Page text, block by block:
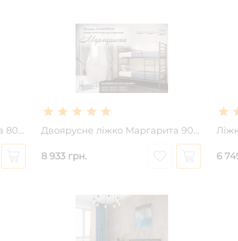
Двоярусне ліжко Маргарита 800х2000 (1900) Двоярусне ліжко Маргарита 900х2000 (1900)
8 933 грн. 6